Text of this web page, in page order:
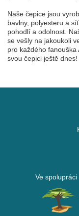
Naše čepice jsou
bavlny, polyesteru a
pohodlí a odolnost.
se vešly na jakoukoli
pro každého
svou čepici ještě dnes!
Ve spolupráci